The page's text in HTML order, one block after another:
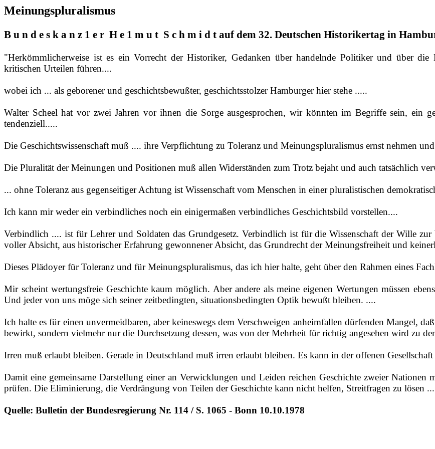
Meinungspluralismus
B u n d e s k a n z 1 e r H e 1 m u t S c h m i d t auf dem 32. Deutschen Historikertag in
"Herkömmlicherweise ist es ein Vorrecht der Historiker, Gedanken über handelnde Politiker und über
kritischen Urteilen führen....
wobei ich ... als geborener und geschichtsbewußter, geschichtsstolzer Hamburger hier stehe .....
Walter Scheel hat vor zwei Jahren vor ihnen die Sorge ausgesprochen, wir könnten im Begriffe sein, ein
tendenziell.....
Die Geschichtswissenschaft muß .... ihre Verpflichtung zu Toleranz und Meinungspluralismus ernst nehmen
Die Pluralität der Meinungen und Positionen muß allen Widerständen zum Trotz bejaht und auch tatsächlich
... ohne Toleranz aus gegenseitiger Achtung ist Wissenschaft vom Menschen in einer pluralistischen
Ich kann mir weder ein verbindliches noch ein einigermaßen verbindliches Geschichtsbild vorstellen....
Verbindlich .... ist für Lehrer und Soldaten das Grundgesetz. Verbindlich ist für die Wissenschaft der Wille
voller Absicht, aus historischer Erfahrung gewonnener Absicht, das Grundrecht der Meinungsfreiheit und
Dieses Plädoyer für Toleranz und für Meinungspluralismus, das ich hier halte, geht über den Rahmen eines
Mir scheint wertungsfreie Geschichte kaum möglich. Aber andere als meine eigenen Wertungen müssen
Und jeder von uns möge sich seiner zeitbedingten, situationsbedingten Optik bewußt bleiben. ....
Ich halte es für einen unvermeidbaren, aber keineswegs dem Verschweigen anheimfallen dürfenden Mangel,
bewirkt, sondern vielmehr nur die Durchsetzung dessen, was von der Mehrheit für richtig angesehen wird zu
Irren muß erlaubt bleiben. Gerade in Deutschland muß irren erlaubt bleiben. Es kann in der offenen
Damit eine gemeinsame Darstellung einer an Verwicklungen und Leiden reichen Geschichte zweier
prüfen. Die Eliminierung, die Verdrängung von Teilen der Geschichte kann nicht helfen, Streitfragen zu lösen ...
Quelle: Bulletin der Bundesregierung Nr. 114 / S. 1065 - Bonn 10.10.1978